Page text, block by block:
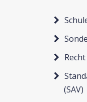
(SAV)